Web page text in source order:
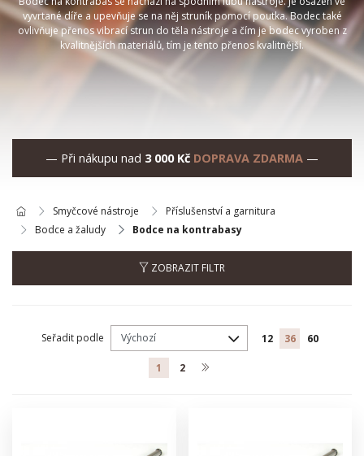
vyvrtané díře a upevňuje se na něj struník pomocí poutka. Bodec také
ovlivňuje přenos vibrací strun do těla nástroje a čím je bodec vyroben z
kvalitnějších materiálů, tím je tento přenos kvalitnější.
— Při nákupu nad 3 000 Kč DOPRAVA ZDARMA —
Smyčcové nástroje
Příslušenství a garnitura
Bodce a žaludy
Bodce na kontrabasy
ZOBRAZIT FILTR
Seřadit podle 12 36 60
1 2